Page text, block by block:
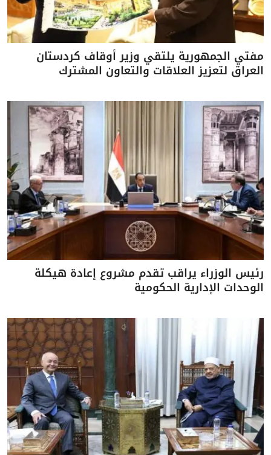
مفتي الجمهورية يلتقي وزير أوقاف كردستان
العراق لتعزيز العلاقات والتعاون المشترك
رئيس الوزراء يراقب تقدم مشروع إعادة هيكلة
الوحدات الإدارية الحكومية